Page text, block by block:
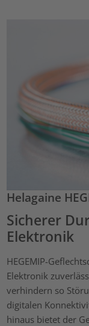
Helagaine
Sicherer
Elektronik
HEGEMIP-
Elektronik
verhindern so
digitalen
hinaus bietet der